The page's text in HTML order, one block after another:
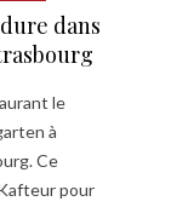
dans
le
à
Ce
pour